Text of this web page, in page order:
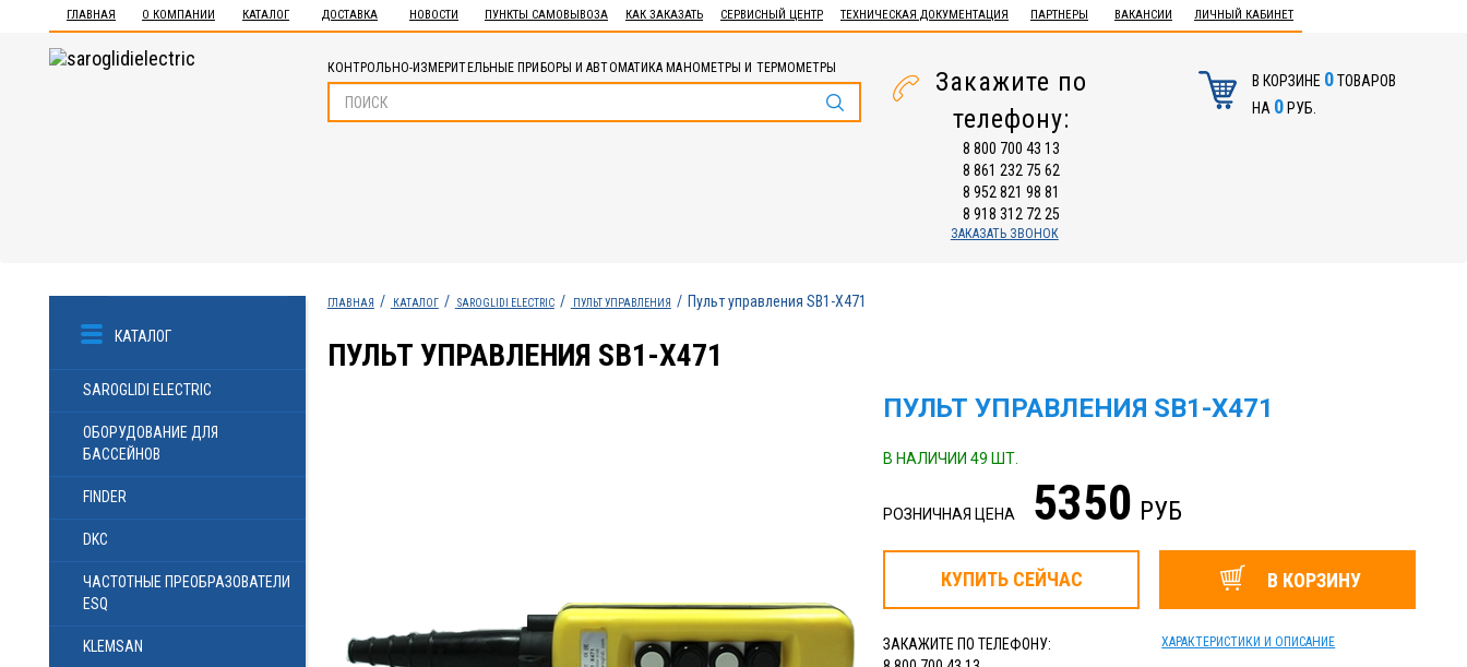
ГЛАВНАЯ О КОМПАНИИ КАТАЛОГ ДОСТАВКА НОВОСТИ ПУНКТЫ САМОВЫВОЗА КАК ЗАКАЗАТЬ СЕРВИСНЫЙ ЦЕНТР ТЕХНИЧЕСКАЯ ДОКУМЕНТАЦИЯ ПАРТНЕРЫ ВАКАНСИИ ЛИЧНЫЙ КАБИНЕТ
КОНТРОЛЬНО-ИЗМЕРИТЕЛЬНЫЕ ПРИБОРЫ И АВТОМАТИКА МАНОМЕТРЫ И ТЕРМОМЕТРЫ
Закажите по
телефону:
8 800 700 43 13
8 861 232 75 62
8 952 821 98 81
8 918 312 72 25
ЗАКАЗАТЬ ЗВОНОК
В КОРЗИНЕ 0ТОВАРОВ
НА 0РУБ.
КАТАЛОГ
SAROGLIDI ELECTRIC
ОБОРУДОВАНИЕ ДЛЯ
БАССЕЙНОВ
FINDER
DKC
ЧАСТОТНЫЕ ПРЕОБРАЗОВАТЕЛИ
ESQ
KLEMSAN
ГЛАВНАЯ КАТАЛОГ SAROGLIDI ELECTRIC ПУЛЬТ УПРАВЛЕНИЯ Пульт управления SB1-X471
ПУЛЬТ УПРАВЛЕНИЯ SB1-X471
ПУЛЬТ УПРАВЛЕНИЯ SB1-X471
В НАЛИЧИИ 49 ШТ.
РОЗНИЧНАЯ ЦЕНА 5350 РУБ
КУПИТЬ СЕЙЧАС В КОРЗИНУ
ЗАКАЖИТЕ ПО ТЕЛЕФОНУ:
ХАРАКТЕРИСТИКИ И ОПИСАНИЕ